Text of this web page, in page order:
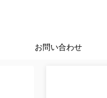
お問い合わせ